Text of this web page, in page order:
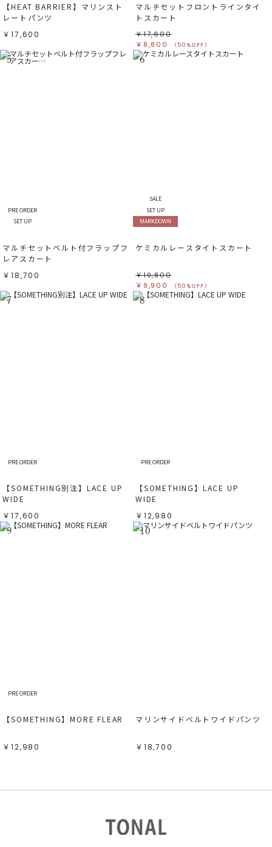
【HEAT BARRIER】マリンスト
レートパンツ
￥17,600
マルチセットフロントラインタイ
トスカート
￥17,600
￥8,800
（50%OFF）
5
PRE ORDER
SET UP
マルチセットベルト付フラップフ
レアスカート
￥18,700
6
SALE
SET UP
MARKDOWN
ケミカルレースタイトスカート
￥19,800
￥9,900
（50%OFF）
7
PRE ORDER
【SOMETHING別注】LACE UP
WIDE
￥17,600
8
PRE ORDER
【SOMETHING】LACE UP
WIDE
￥12,980
9
PRE ORDER
【SOMETHING】MORE FLEAR
￥12,980
10
マリンサイドベルトワイドパンツ
￥18,700